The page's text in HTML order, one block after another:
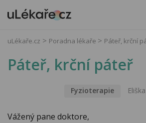
uLékaře.cz Poradna lékaře Páteř, krční
Páteř, krční páteř
Fyzioterapie
Vážený pane doktore,